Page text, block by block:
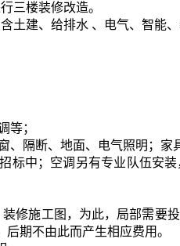
三楼装修改造。
土建、给排水 、电气、智能
等；
、隔断、地面、电气照明；家
标中；空调另有专业队伍安
修施工图，为此，局部需
期不由此而产生相应费用。